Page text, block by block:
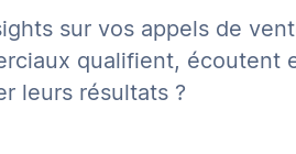
sur vos appels de
qualifient, écoutent
leurs résultats ?